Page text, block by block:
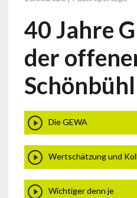
40 Jahre
der
Schönbühl
Die GEWA
Wertschätzung und
Wichtiger denn je